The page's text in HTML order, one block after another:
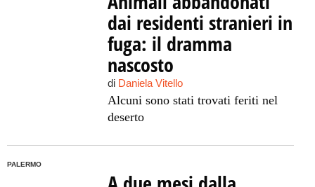
dai residenti stranieri in
fuga: il dramma
nascosto
di Daniela Vitello
Alcuni sono stati trovati feriti nel
deserto
PALERMO